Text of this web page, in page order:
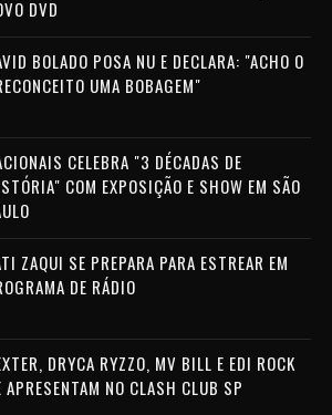
DVD
BOLADO POSA NU E DECLARA: "ACHO O
UMA BOBAGEM"
CELEBRA "3 DÉCADAS DE
COM EXPOSIÇÃO E SHOW EM SÃO
ZAQUI SE PREPARA PARA ESTREAR EM
DE RÁDIO
DRYCA RYZZO, MV BILL E EDI ROCK
APRESENTAM NO CLASH CLUB SP